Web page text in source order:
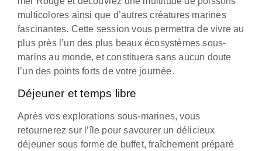
multicolores ainsi que d’autres créatures marines
fascinantes. Cette session vous permettra de vivre au
plus près l’un des plus beaux écosystèmes sous-
marins au monde, et constituera sans aucun doute
l’un des points forts de votre journée.
Déjeuner et temps libre
Après vos explorations sous-marines, vous
retournerez sur l’île pour savourer un délicieux
déjeuner sous forme de buffet, fraîchement préparé